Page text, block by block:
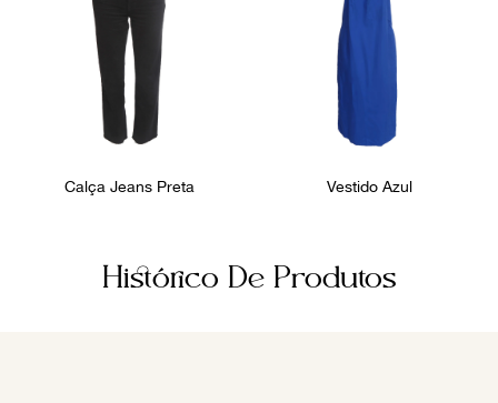
Calça Jeans Preta Vestido Azul
Histórico De Produtos